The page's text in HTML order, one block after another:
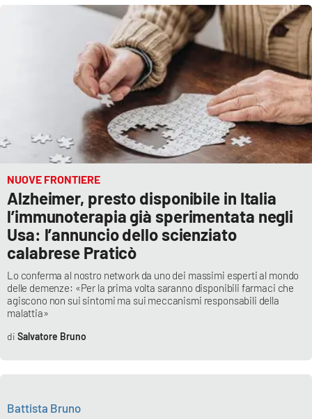
NUOVE FRONTIERE
Alzheimer, presto disponibile in Italia
l’immunoterapia già sperimentata negli
Usa: l’annuncio dello scienziato
calabrese Praticò
Lo conferma al nostro network da uno dei massimi esperti al mondo
delle demenze: «Per la prima volta saranno disponibili farmaci che
agiscono non sui sintomi ma sui meccanismi responsabili della
malattia»
Salvatore Bruno
Battista Bruno